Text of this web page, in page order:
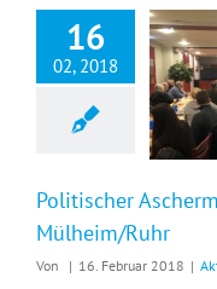
16
02, 2018
Politischer
Mülheim/Ruhr
Von | 16. Februar 2018 |